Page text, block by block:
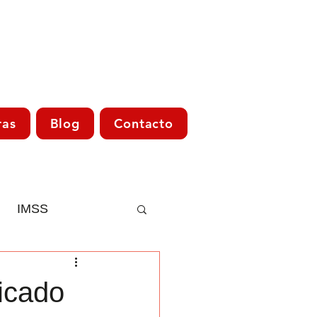
Blog Contacto
IMSS
Asesoría Fiscal